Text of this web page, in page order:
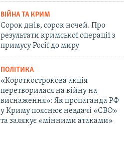
ВІЙНА ТА КРИМ
Сорок днів, сорок ночей. Про
результати кримської операції з
примусу Росії до миру
ПОЛІТИКА
«Короткострокова акція
перетворилася на війну на
виснаження»: Як пропаганда РФ
у Криму пояснює невдачі «СВО»
та залякує «мінними атаками»